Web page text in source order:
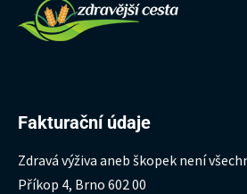
Fakturační údaje
Zdravá výživa aneb škopek není
Příkop 4, Brno 602 00